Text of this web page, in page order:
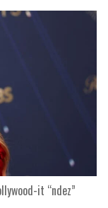
it “ndez”